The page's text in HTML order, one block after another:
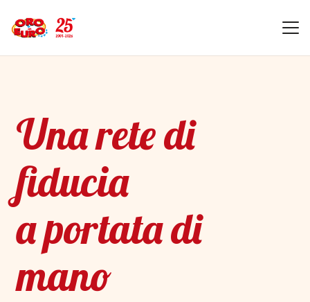
Una rete di
fiducia
a portata di
mano